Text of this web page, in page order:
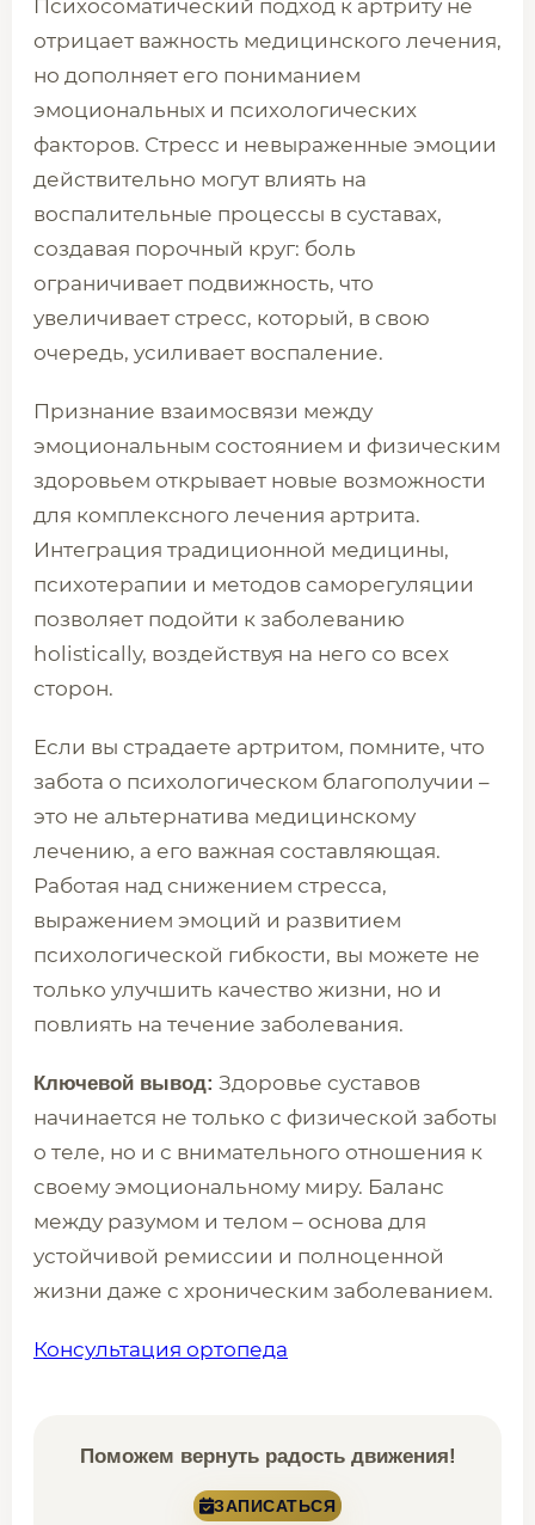
Психосоматический подход к артриту не
отрицает важность медицинского лечения,
но дополняет его пониманием
эмоциональных и психологических
факторов. Стресс и невыраженные эмоции
действительно могут влиять на
воспалительные процессы в суставах,
создавая порочный круг: боль
ограничивает подвижность, что
увеличивает стресс, который, в свою
очередь, усиливает воспаление.
Признание взаимосвязи между
эмоциональным состоянием и физическим
здоровьем открывает новые возможности
для комплексного лечения артрита.
Интеграция традиционной медицины,
психотерапии и методов саморегуляции
позволяет подойти к заболеванию
holistically, воздействуя на него со всех
сторон.
Если вы страдаете артритом, помните, что
забота о психологическом благополучии –
это не альтернатива медицинскому
лечению, а его важная составляющая.
Работая над снижением стресса,
выражением эмоций и развитием
психологической гибкости, вы можете не
только улучшить качество жизни, но и
повлиять на течение заболевания.
Ключевой вывод: Здоровье суставов
начинается не только с физической заботы
о теле, но и с внимательного отношения к
своему эмоциональному миру. Баланс
между разумом и телом – основа для
устойчивой ремиссии и полноценной
жизни даже с хроническим заболеванием.
Консультация ортопеда
Поможем вернуть радость движения!
ЗАПИСАТЬСЯ